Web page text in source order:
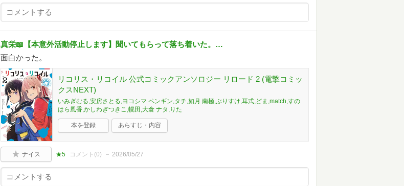
真栄📖【本意外活動停止します】聞いてもらって落ち着いた。…
面白かった。
リコリス・リコイル 公式コミックアンソロジー リロード 2 (電撃コミッ
クスNEXT)
いみぎむる,安房さとる,ヨコシマ ペンギン,タチ,如月 南極,ぶりすけ,耳式,どま,match,すの
はら風香,かしわぎつきこ,幌田,大倉 ナタ,りた
本を登録 あらすじ・内容
ナイス ★5 コメント(0) 2026/05/27